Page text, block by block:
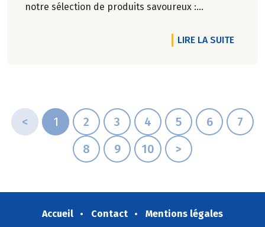
notre sélection de produits savoureux :
croustillantes, gâteaux apéritifs gourmands, jus
de fruits rafraîchissants, kombuchas pétillants...
LIRE LA SUITEDE
< 1 2 3 4 5 6
7
8
9 10 >
Accueil Contact
Mentions légales